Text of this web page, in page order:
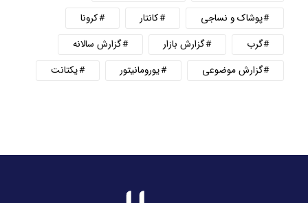
پوشاک و نساجی
کانتار
کرونا
گرب
گزارش بازار
گزارش سالانه
گزارش موضوعی
یورومانیتور یکتانت